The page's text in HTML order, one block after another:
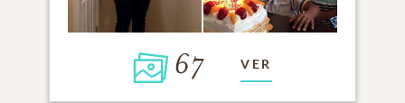
67 VER